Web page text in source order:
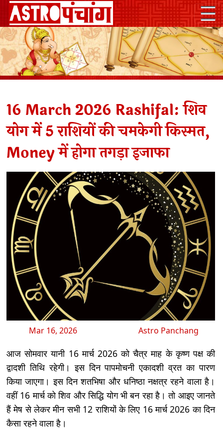
16 March 2026 Rashifal: शिव
योग में 5 राशियों की चमकेगी किस्मत,
Money में होगा तगड़ा इजाफा
Mar 16, 2026 Astro Panchang
आज सोमवार यानी 16 मार्च 2026 को चैत्र माह के कृष्ण पक्ष की
द्वादशी तिथि रहेगी। इस दिन पापमोचनी एकादशी व्रत का पारण
किया जाएगा। इस दिन शतभिषा और धनिष्ठा नक्षत्र रहने वाला है।
वहीं 16 मार्च को शिव और सिद्धि योग भी बन रहा है। तो आइए जानते
हैं मेष से लेकर मीन सभी 12 राशियों के लिए 16 मार्च 2026 का दिन
कैसा रहने वाला है।